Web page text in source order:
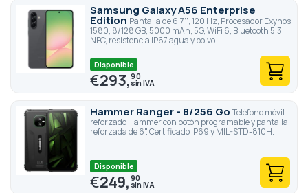
Samsung Galaxy A56 Enterprise
Edition Pantalla de 6,7'', 120 Hz, Procesador Exynos
1580, 8/128 GB, 5000 mAh, 5G, WiFi 6, Bluetooth 5.3,
NFC, resistencia IP67 agua y polvo.
Disponible
€293,90
Hammer Ranger - 8/256 Go Teléfono móvil
reforzado Hammer con botón programable y pantalla
reforzada de 6". Certificado IP69 y MIL-STD-810H.
Disponible
€249,90